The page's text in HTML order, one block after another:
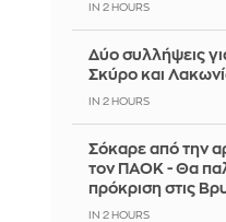
IN 2 HOURS
Δύο συλλήψεις
Σκύρο και
IN 2 HOURS
Σόκαρε από την
τον ΠΑΟΚ - Θα
πρόκριση στις
IN 2 HOURS